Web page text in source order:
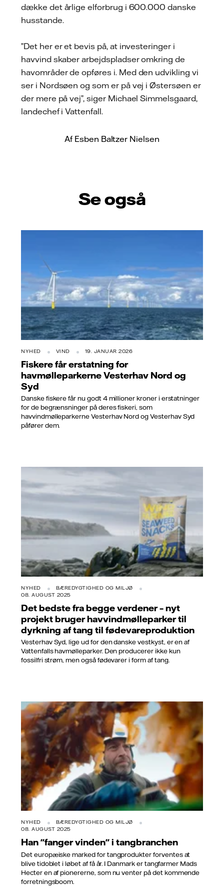
dække det årlige elforbrug i 600.000 danske
husstande.
”Det her er et bevis på, at investeringer i
havvind skaber arbejdspladser omkring de
havområder de opføres i. Med den udvikling vi
ser i Nordsøen og som er på vej i Østersøen er
der mere på vej”, siger Michael Simmelsgaard,
landechef i Vattenfall.
Af Esben Baltzer Nielsen
Se også
NYHED VIND 19. JANUAR 2026
Fiskere får erstatning for
havmølleparkerne Vesterhav Nord og
Syd
Danske fiskere får nu godt 4 millioner kroner i erstatninger
for de begrænsninger på deres fiskeri, som
havvindmølleparkerne Vesterhav Nord og Vesterhav Syd
påfører dem.
NYHED
BÆREDYGTIGHED OG MILJØ
08. AUGUST 2025
Det bedste fra begge verdener – nyt
projekt bruger havvindmølleparker til
dyrkning af tang til fødevareproduktion
Vesterhav Syd, lige ud for den danske vestkyst, er en af
Vattenfalls havmølleparker. Den producerer ikke kun
fossilfri strøm, men også fødevarer i form af tang.
NYHED
BÆREDYGTIGHED OG MILJØ
08. AUGUST 2025
Han "fanger vinden" i tangbranchen
Det europæiske marked for tangprodukter forventes at
blive tidoblet i løbet af få år. I Danmark er tangfarmer Mads
Hecter en af pionererne, som nu venter på det kommende
forretningsboom.